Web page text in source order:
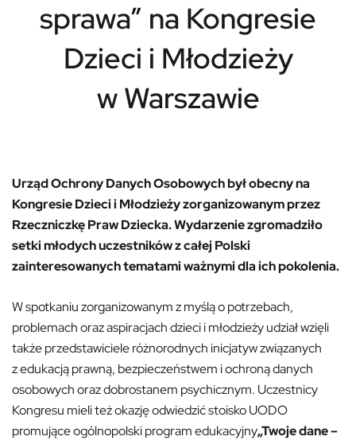
sprawa” na Kongresie
Dzieci i Młodzieży
w Warszawie
Urząd Ochrony Danych Osobowych był obecny na
Kongresie Dzieci i Młodzieżyzorganizowanym przez
Rzeczniczkę Praw Dziecka. Wydarzenie zgromadziło
setki młodych uczestników z całej Polski
zainteresowanych tematami ważnymi dla ich pokolenia.
W spotkaniu zorganizowanym z myślą o potrzebach,
problemach oraz aspiracjach dzieci i młodzieży udział wzięli
także przedstawiciele różnorodnych inicjatyw związanych
z edukacją prawną, bezpieczeństwem i ochroną danych
osobowych oraz dobrostanem psychicznym. Uczestnicy
Kongresu mieli też okazję odwiedzić stoisko UODO
promujące ogólnopolski program edukacyjny„Twoje dane –